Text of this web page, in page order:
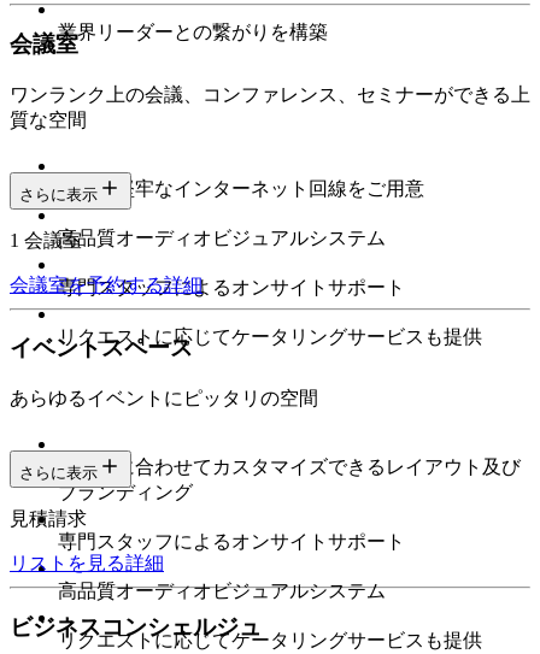
業界リーダーとの繋がりを構築
会議室
ワンランク上の会議、コンファレンス、セミナーができる上
質な空間
高速で堅牢なインターネット回線をご用意
高品質オーディオビジュアルシステム
専門スタッフによるオンサイトサポート
リクエストに応じてケータリングサービスも提供
さらに表示
1 会議室
会議室を予約する詳細
イベントスペース
あらゆるイベントにピッタリの空間
ニーズに合わせてカスタマイズできるレイアウト及び
ブランディング
専門スタッフによるオンサイトサポート
高品質オーディオビジュアルシステム
リクエストに応じてケータリングサービスも提供
さらに表示
見積請求
リストを見る詳細
ビジネスコンシェルジュ